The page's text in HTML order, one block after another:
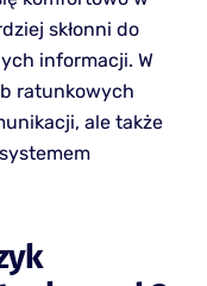
skłonni do
informacji. W
ratunkowych
ale także